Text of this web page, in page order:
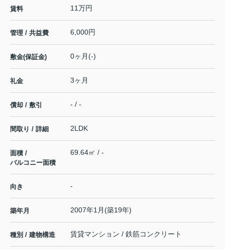
賃料 11万円
管理 / 共益費 6,000円
敷金(保証金) 0ヶ月(-)
礼金 3ヶ月
償却 / 敷引 - / -
間取り / 詳細 2LDK
面積 /
バルコニー面積
69.64㎡ / -
向き -
築年月 2007年1月(築19年)
種別 / 建物構造 賃貸マンション / 鉄筋コンクリート